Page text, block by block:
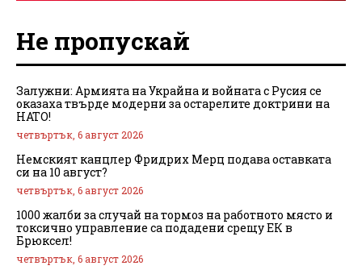
Не пропускай
Залужни: Армията на Украйна и войната с Русия се
оказаха твърде модерни за остарелите доктрини на
НАТО!
четвъртък, 6 август 2026
Немският канцлер Фридрих Мерц подава оставката
си на 10 август?
четвъртък, 6 август 2026
1000 жалби за случай на тормоз на работното място и
токсично управление са подадени срещу ЕК в
Брюксел!
четвъртък, 6 август 2026